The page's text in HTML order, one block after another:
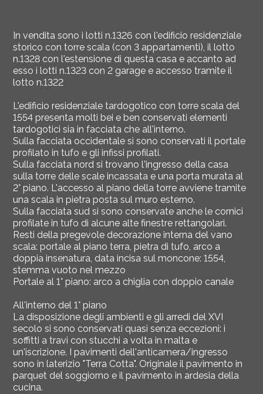
In vendita sono i lotti n.1326 con l'edificio residenziale
storico con torre scala (con 3 appartamenti), il lotto
n.1328 con l'estensione di questa casa e accanto ad
esso i lotti n.1323 con 2 garage e accesso tramite il
lotto n.1322
L'edificio residenziale tardogotico con torre scala del
1554 presenta molti bei e ben conservati elementi
tardogotici sia in facciata che all'interno.
Sulla facciata occidentale si sono conservati il portale
profilato in tufo e gli infissi profilati.
Sulla facciata nord si trovano l'ingresso della casa
sulla torre delle scale incassata e una porta murata al
2° piano. L'accesso al piano della torre avviene tramite
una scala in pietra posta sul muro esterno.
Sulla facciata sud si sono conservate anche le cornici
profilate in tufo di alcune alte finestre rettangolari.
Resti della pregevole decorazione interna del vano
scala: portale al piano terra, pietra di tufo, arco a
doppia insenatura, data incisa sul moncone: 1554,
stemma vuoto nel mezzo
Portale al 1° piano: arco a chiglia con doppio canale
All'interno del 1° piano
La disposizione degli ambienti e gli arredi del XVI
secolo si sono conservati quasi senza eccezioni: i
soffitti a travi con stucchi a volta in malta e
un'iscrizione. I pavimenti dell'anticamera/ingresso
sono in laterizio "Terra Cotta". Originale il pavimento in
parquet del soggiorno e il pavimento in ardesia della
cucina.